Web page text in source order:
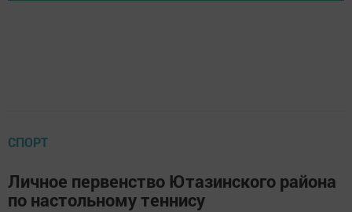
СПОРТ
Личное первенство Ютазинского района
по настольному теннису